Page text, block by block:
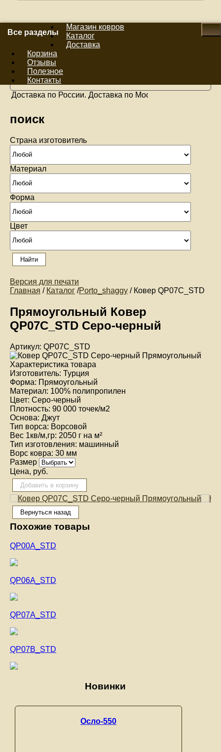
Все разделы
Магазин ковров
Каталог
Доставка
Корзина
Отзывы
Полезное
Контакты
Сейчас в корзине:
На сумму:
по России. Доставка по Москве
поиск
Страна изготовитель
Материал
Форма
Цвет
Версия для печати
Главная / Каталог /Porto_shaggy / Ковер QP07C_STD
Прямоугольный Ковер
QP07C_STD Серо-черный
Артикул: QP07C_STD
Характеристика товара
Изготовитель: Турция
Форма: Прямоугольный
Материал: 100% полипропилен
Цвет: Серо-черный
Плотность: 90 000 точек/м2
Основа: Джут
Тип ворса: Ворсовой
Вес 1кв/м,гр: 2050 г на м²
Тип изготовления: машинный
Ворс ковра: 30 мм
Размер
Цена, руб.
Похожие товары
QP00A_STD
QP06A_STD
QP07A_STD
QP07B_STD
Новинки
Осло-550